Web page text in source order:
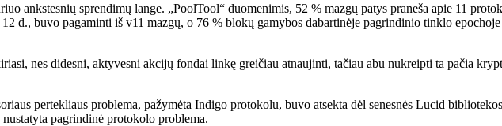
ankstesnių sprendimų lange. „PoolTool“ duomenimis, 52 % mazgų patys praneša apie 11
d., buvo pagaminti iš v11 mazgų, o 76 % blokų gamybos dabartinėje pagrindinio tinklo
nes didesni, aktyvesni akcijų fondai linkę greičiau atnaujinti, tačiau abu nukreipti ta pačia
pertekliaus problema, pažymėta Indigo protokolu, buvo atsekta dėl senesnės Lucid
pagrindinė protokolo problema.